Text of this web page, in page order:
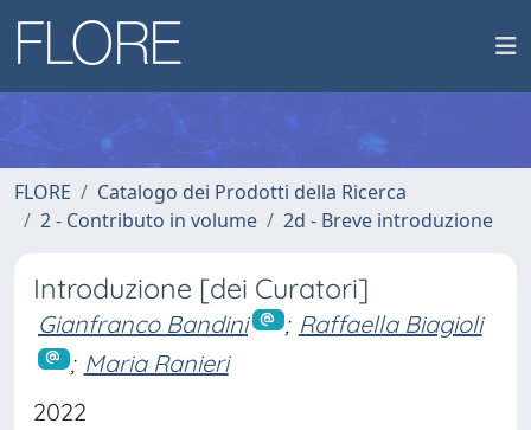
FLORE
Catalogo dei Prodotti della Ricerca
2 - Contributo in volume
2d - Breve introduzione
Introduzione [dei Curatori]
Gianfranco Bandini ; Raffaella Biagioli
; Maria Ranieri
2022